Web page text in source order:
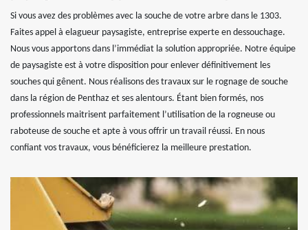
Si vous avez des problèmes avec la souche de votre arbre dans le 1303.
Faites appel à elagueur paysagiste, entreprise experte en dessouchage.
Nous vous apportons dans l’immédiat la solution appropriée. Notre équipe
de paysagiste est à votre disposition pour enlever définitivement les
souches qui gênent. Nous réalisons des travaux sur le rognage de souche
dans la région de Penthaz et ses alentours. Étant bien formés, nos
professionnels maitrisent parfaitement l’utilisation de la rogneuse ou
raboteuse de souche et apte à vous offrir un travail réussi. En nous
confiant vos travaux, vous bénéficierez la meilleure prestation.